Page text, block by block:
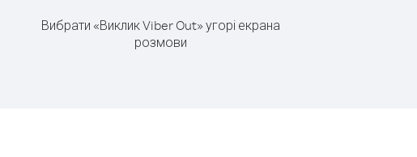
Вибрати «Виклик Viber Out» угорі екрана
розмови